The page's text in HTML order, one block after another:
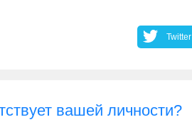
Twitter
вашей личности?